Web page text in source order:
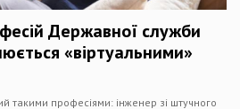
Державної служби
«віртуальними»
такими професіями: інженер зі штучного